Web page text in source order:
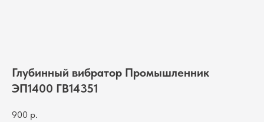
Глубинный вибратор Промышленник
ЭП1400 ГВ14351
900 р.